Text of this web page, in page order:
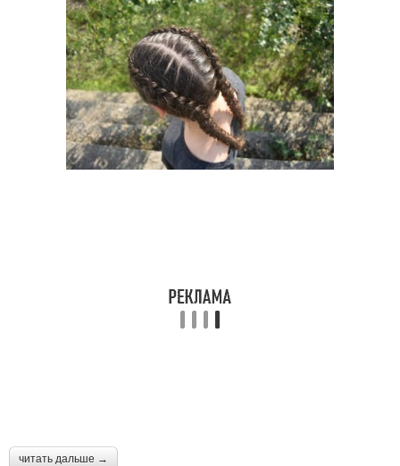
читать дальше →